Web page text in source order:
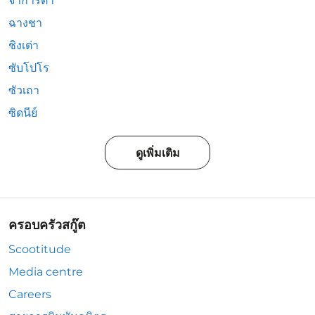
ฉางชา
ชิงเต่า
ซับโปโร
ซัวเถา
ซิดนีย์
ดูเพิ่มเติม
ครอบครัวสกู๊ต
Scootitude
Media centre
Careers